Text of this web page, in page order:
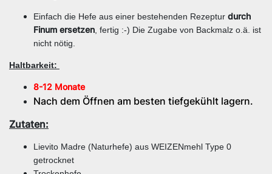
Einfach die Hefe aus einer bestehenden Rezeptur durch
Finum ersetzen , fertig :-) Die Zugabe von Backmalz o.ä. ist
nicht nötig.
Haltbarkeit:
8-12 Monate
Nach dem Öffnen am besten tiefgekühlt lagern.
Zutaten:
Lievito Madre (Naturhefe) aus WEIZENmehl Type 0
getrocknet